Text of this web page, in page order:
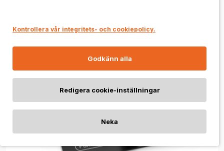
Kontrollera vår integritets- och cookiepolicy.
Godkänn alla
Redigera cookie-inställningar
Neka